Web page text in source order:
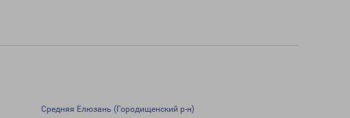
Средняя Елюзань (Городищенский р-н)